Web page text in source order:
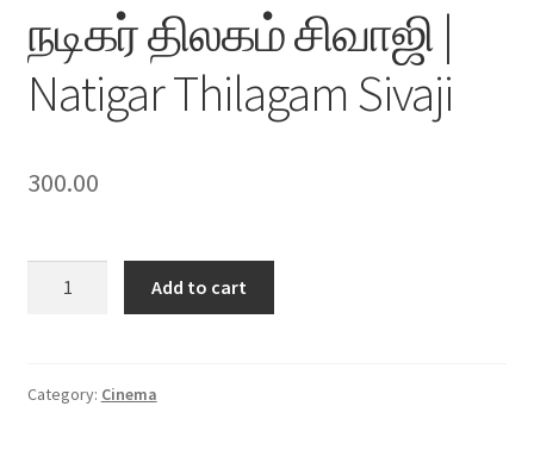
நடிகர் திலகம் சிவாஜி |
Natigar Thilagam Sivaji
300.00
Natigar
Add to cart
Category: Cinema